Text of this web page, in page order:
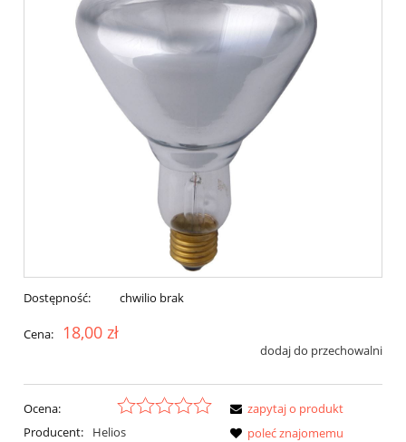
Dostępność: chwilio brak
Cena: 18,00 zł
dodaj do przechowalni
Ocena:
Producent:
Helios
zapytaj o produkt
poleć znajomemu